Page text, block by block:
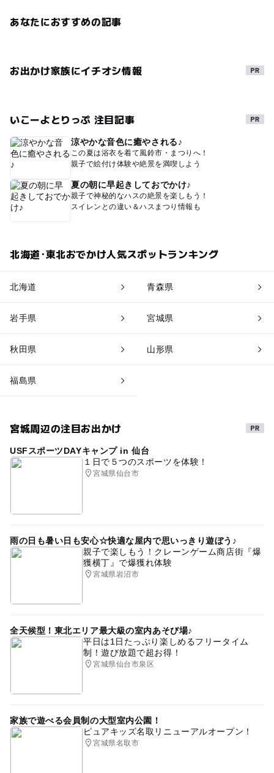
あなたにおすすめの記事
お出かけ家族にイチオシ情報
いこーよとりっぷ 注目記事
涼やかな音色に癒やされる♪
この夏は浴衣を着て風鈴市・まつりへ！
親子で絵付け体験や絶景を満喫しよう
夏の朝に早起きしておでかけ♪
親子で神秘的なハスの絶景を楽しもう！
スイレンとの違い＆ハスまつり情報も
北海道･東北おでかけ人気スポットランキング
北海道 青森県
岩手県 宮城県
秋田県 山形県
福島県
宮城周辺の注目お出かけ
USFスポーツDAYキャンプ in 仙台
１日で５つのスポーツを体験！
宮城県仙台市
雨の日も暑い日も安心☆快適な屋内で思いっきり遊ぼう♪
親子で楽しもう！クレーンゲーム商店街『爆
獲横丁』で爆獲れ体験
宮城県岩沼市
全天候型！東北エリア最大級の室内あそび場♪
平日は1日たっぷり楽しめるフリータイム
制！遊び放題で超お得！
宮城県仙台市泉区
家族で遊べる会員制の大型室内公園！
ピュアキッズ名取リニューアルオープン！
宮城県名取市